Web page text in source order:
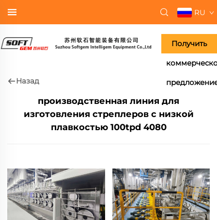
RU
Получить
Назад
производственная линия для
изготовления стреплеров с низкой
плавкостью 100tpd 4080